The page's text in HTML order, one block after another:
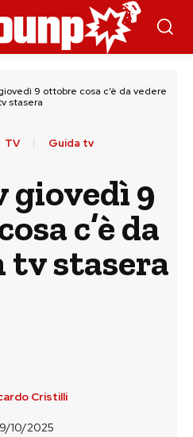
9 ottobre cosa c’è da vedere
stasera
TV Guida tv
giovedì 9
c’è da
tv stasera
Cristilli
10/2025